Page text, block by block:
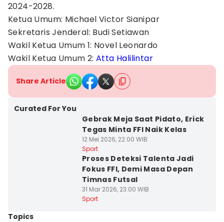
2024-2028.
Ketua Umum: Michael Victor Sianipar
Sekretaris Jenderal: Budi Setiawan
Wakil Ketua Umum 1: Novel Leonardo
Wakil Ketua Umum 2: Atta Halilintar
Share Article
Curated For You
Gebrak Meja Saat Pidato, Erick
Tegas Minta FFI Naik Kelas
12 Mei 2026, 22:00 WIB
Sport
Proses Deteksi Talenta Jadi
Fokus FFI, Demi Masa Depan
Timnas Futsal
31 Mar 2026, 23:00 WIB
Sport
Topics